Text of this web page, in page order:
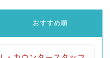
おすすめ順